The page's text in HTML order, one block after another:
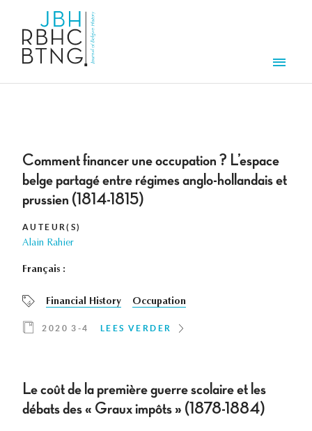
Comment financer une occupation ? L’espace
belge partagé entre régimes anglo-hollandais et
prussien (1814-1815)
AUTEUR(S)
Alain Rahier
Français :
Financial History Occupation
2020 3-4 LEES VERDER
Le coût de la première guerre scolaire et les
débats des « Graux impôts » (1878-1884)